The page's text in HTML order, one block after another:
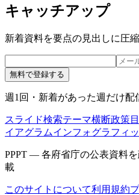
キャッチアップ
新着資料を要点の見出しに圧
無料で登録する
週1回・新着があった週だけ配
スライド検索テーマ横断政策
イアグラムインフォグラフィ
PPPT — 各府省庁の公表資料
載
このサイトについて利用規約